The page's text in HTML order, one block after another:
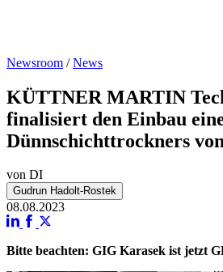
Newsroom /News
KÜTTNER MARTIN
finalisiert den Einbau
Dünnschichttrockners
von DI
Gudrun Hadolt-Rostek
08.08.2023
Bitte beachten: GIG Karasek ist jetzt